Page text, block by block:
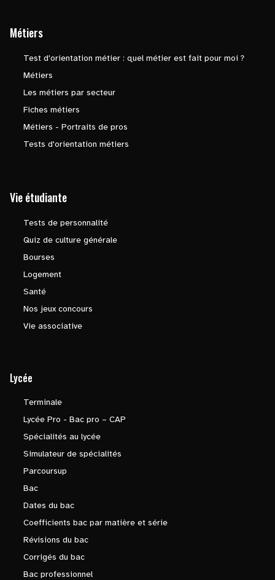
Métiers
Test d'orientation métier : quel métier est fait pour moi ?
Métiers
Les métiers par secteur
Fiches métiers
Métiers - Portraits de pros
Tests d'orientation métiers
Vie étudiante
Tests de personnalité
Quiz de culture générale
Bourses
Logement
Santé
Nos jeux concours
Vie associative
Lycée
Terminale
Lycée Pro - Bac pro – CAP
Spécialités au lycée
Simulateur de spécialités
Parcoursup
Bac
Dates du bac
Coefficients bac par matière et série
Révisions du bac
Corrigés du bac
Bac professionnel